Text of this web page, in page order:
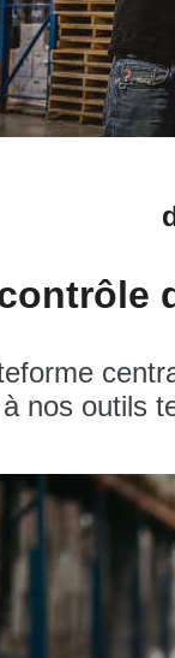
nos outils